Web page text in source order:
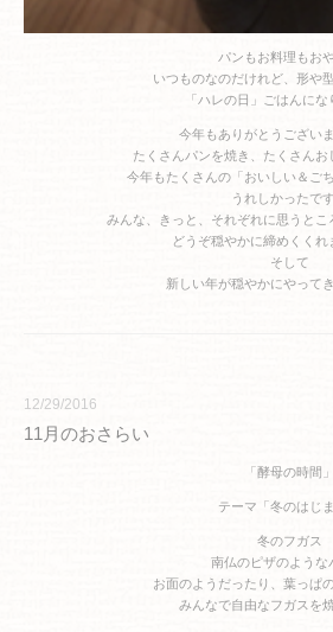
パンもお料理もお
いつものなのだけれど、形や
「ハレの日」ごはんにな
今年もありがとうござい
たくさんパンを焼き、たくさんお
今年もたくさんの「おいしい＆ご
うれしかったです
みんな、きっと、それぞれに思うとこ
どうぞ穏やかに締めくくれ
そして
新しい年が穏やかにやって
11月のおさらい
12/29/2016
「酵母の時間」
テーマ「冬のはじま
冬のフガス
南仏のピザのような
お面のようだったり、葉っぱ
みんなで自由なフガスを